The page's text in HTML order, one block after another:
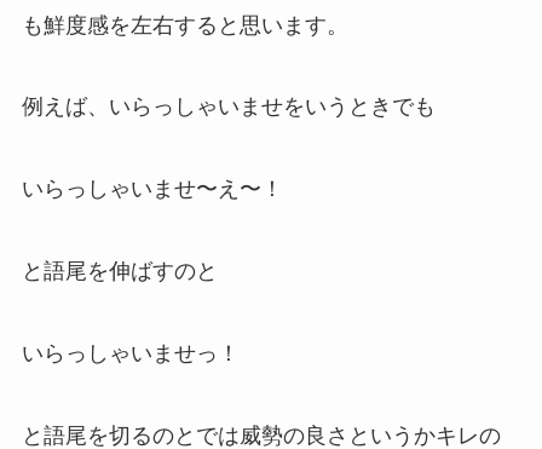
も鮮度感を左右すると思います。
例えば、いらっしゃいませをいうときでも
いらっしゃいませ〜え〜！
と語尾を伸ばすのと
いらっしゃいませっ！
と語尾を切るのとでは威勢の良さというかキレの